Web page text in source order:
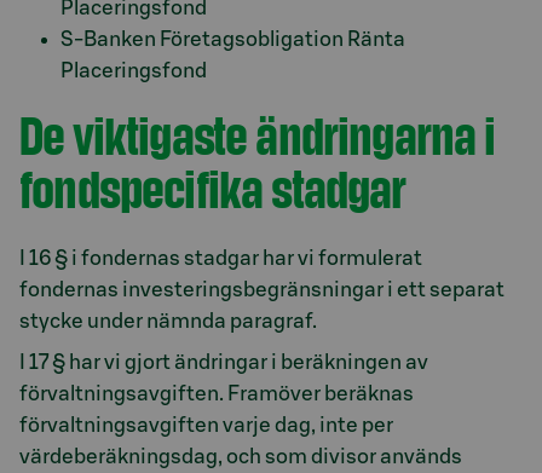
Placeringsfond
S-Banken Företagsobligation Ränta
Placeringsfond
De viktigaste ändringarna i
fondspecifika stadgar
I 16 § i fondernas stadgar har vi formulerat
fondernas investeringsbegränsningar i ett separat
stycke under nämnda paragraf.
I 17 § har vi gjort ändringar i beräkningen av
förvaltningsavgiften. Framöver beräknas
förvaltningsavgiften varje dag, inte per
värdeberäkningsdag, och som divisor används